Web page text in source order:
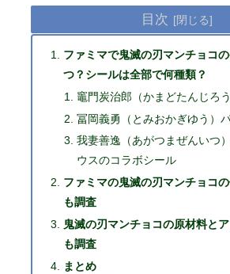
目次
ファミマで鬼滅の刃マンチョコ
つ？シールは全部で何種類？
竈門炭治郎（かまどたんじろ
冨岡義勇（とみおかぎゆう）
我妻善逸（あがつまぜんいつ
ウスのコラボシール
ファミマの鬼滅の刃マンチョコ
も調査
鬼滅の刃マンチョコの原材料と
も調査
まとめ